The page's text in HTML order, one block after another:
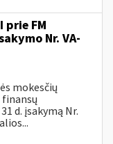
prie FM
Nr. VA-
mokesčių
d. įsakymą Nr.